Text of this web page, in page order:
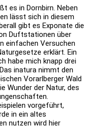
es in Dornbirn. Neben
lässt sich in diesem
gibt es Exponate die
Duftstationen über
einfachen Versuchen
erklärt. Ein
habe mich knapp drei
inatura nimmt den
Vorarlberger Wald
Wunder der Natur, des
vorgeführt,
in ein altes
nutzen wird hier